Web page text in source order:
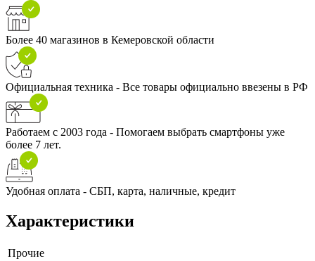
Более 40 магазинов в Кемеровской области
Официальная техника - Все товары официально ввезены в РФ
Работаем с 2003 года - Помогаем выбрать смартфоны уже
более 7 лет.
Удобная оплата - СБП, карта, наличные, кредит
Характеристики
Прочие